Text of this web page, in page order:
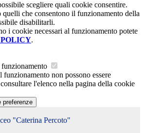
scegliere quali cookie consentire.
quelli che consentono il funzionamento della
disabilitarli.
i cookie necessari al funzionamento potete
.
funzionamento non possono essere
l'elenco nella pagina della cookie
preferenze
"Caterina Percoto"